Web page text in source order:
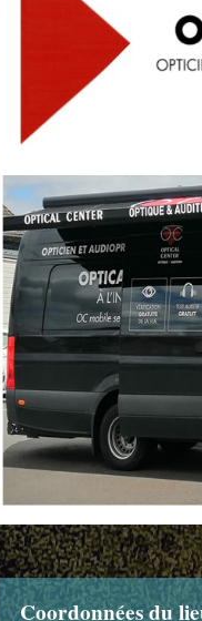
Coordonnées du